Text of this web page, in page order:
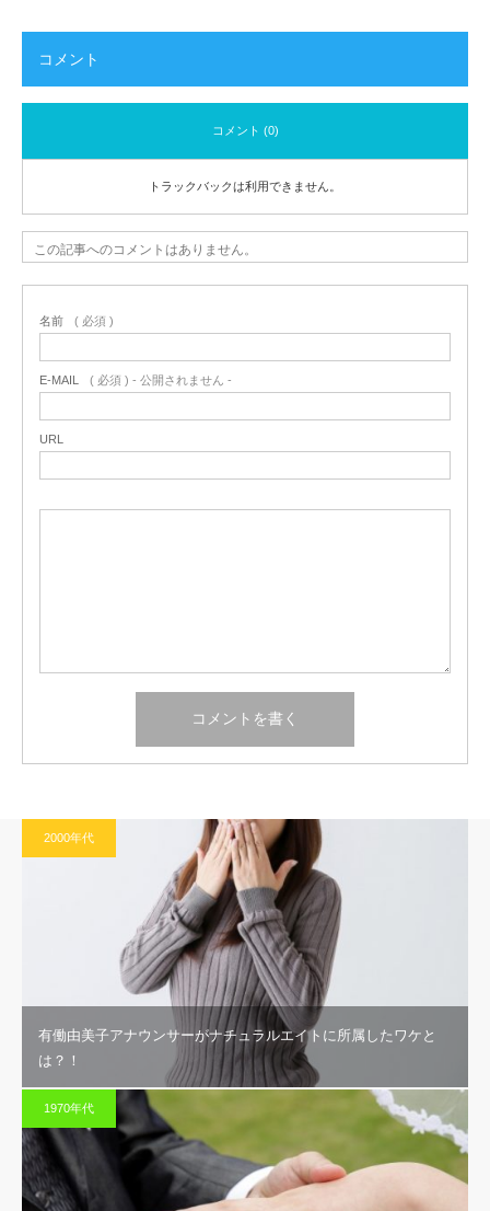
コメント
コメント (0)
トラックバックは利用できません。
この記事へのコメントはありません。
名前 ( 必須 )
E-MAIL ( 必須 ) - 公開されません -
URL
2000年代
有働由美子アナウンサーがナチュラルエイトに所属したワケと
は？！
1970年代